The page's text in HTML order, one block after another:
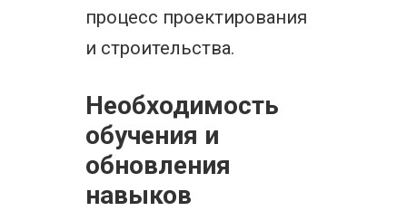
процесс проектирования
и строительства.
Необходимость
обучения и
обновления
навыков